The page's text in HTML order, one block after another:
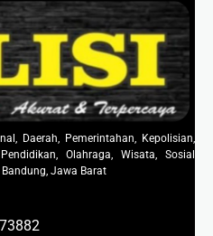
Daerah, Pemerintahan, Kepolisian,
Olahraga, Wisata, Sosial
Jawa Barat